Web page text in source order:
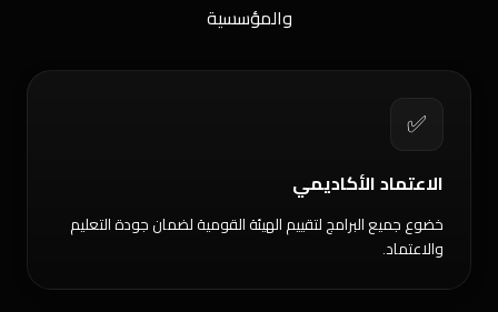
والمؤسسية
✅
الاعتماد الأكاديمي
خضوع جميع البرامج لتقييم الهيئة القومية لضمان جودة التعليم
والاعتماد.